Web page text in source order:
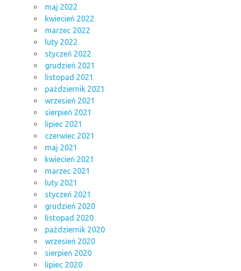
maj 2022
kwiecień 2022
marzec 2022
luty 2022
styczeń 2022
grudzień 2021
listopad 2021
październik 2021
wrzesień 2021
sierpień 2021
lipiec 2021
czerwiec 2021
maj 2021
kwiecień 2021
marzec 2021
luty 2021
styczeń 2021
grudzień 2020
listopad 2020
październik 2020
wrzesień 2020
sierpień 2020
lipiec 2020